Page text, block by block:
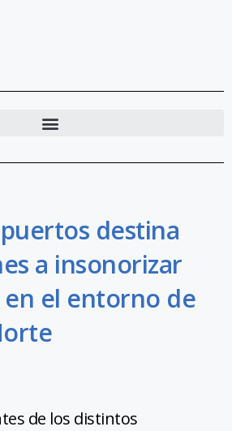
destina
a insonorizar
el entorno de
de los distintos